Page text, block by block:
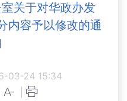
关于对华政办发
内容予以修改的通
03-24 15:34